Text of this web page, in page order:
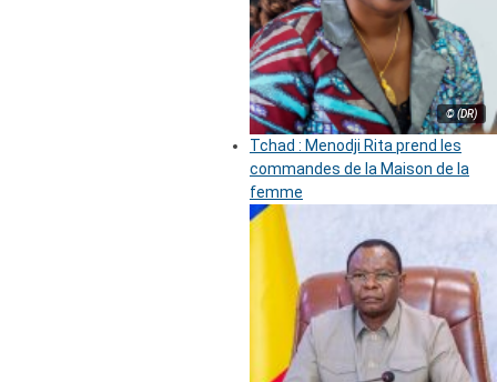
© (DR)
Tchad : Menodji Rita prend les
commandes de la Maison de la
femme